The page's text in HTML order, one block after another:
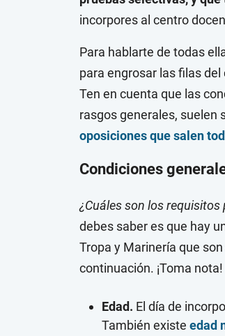
incorpores al centro
Para hablarte de todas
para engrosar las filas del
Ten en cuenta que las
rasgos generales, suelen
oposiciones que salen
Condiciones
¿Cuáles son los
debes saber es que hay
Tropa y Marinería que son
continuación. ¡Toma nota!
Edad. El día de
También existe edad